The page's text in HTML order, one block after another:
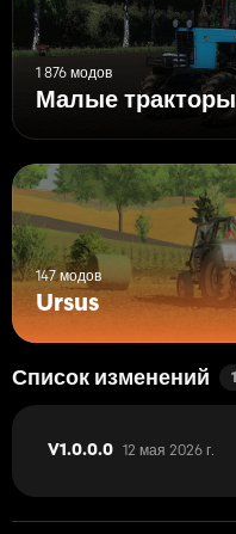
1 876 модов
Малые тракторы
147 модов
Ursus
Список изменений 1
V1.0.0.0 12 мая 2026 г.